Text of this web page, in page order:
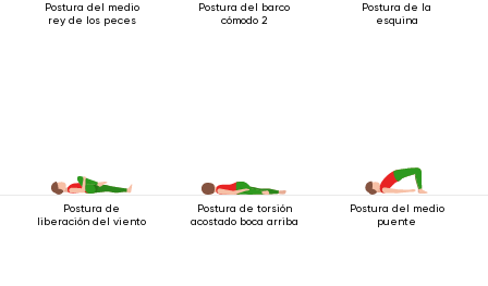
Postura del medio
rey de los peces
Postura del barco
cómodo 2
Postura de la
esquina
Postura de
liberación del viento
Postura de torsión
acostado boca arriba
Postura del medio
puente